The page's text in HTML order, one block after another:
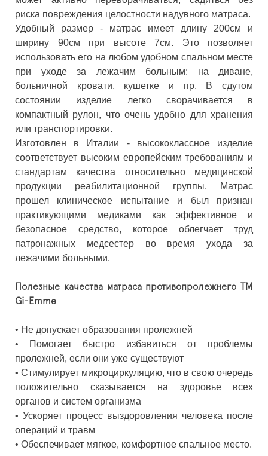
риска повреждения целостности надувного матраса.
Удобный размер - матрас имеет длину 200см и
ширину 90см при высоте 7см. Это позволяет
использовать его на любом удобном спальном месте
при уходе за лежачим больным: на диване,
больничной кровати, кушетке и пр. В сдутом
состоянии изделие легко сворачивается в
компактный рулон, что очень удобно для хранения
или транспортировки.
Изготовлен в Италии - высококлассное изделие
соответствует высоким европейским требованиям и
стандартам качества относительно медицинской
продукции реабилитационной группы. Матрас
прошел клиническое испытание и был признан
практикующими медиками как эффективное и
безопасное средство, которое облегчает труд
патронажных медсестер во время ухода за
лежачими больными.
Полезные качества матраса противопролежнего ТМ
Gi-Emme
• Не допускает образования пролежней
• Помогает быстро избавиться от проблемы
пролежней, если они уже существуют
• Стимулирует микроциркуляцию, что в свою очередь
положительно сказывается на здоровье всех
органов и систем организма
• Ускоряет процесс выздоровления человека после
операций и травм
• Обеспечивает мягкое, комфортное спальное место.